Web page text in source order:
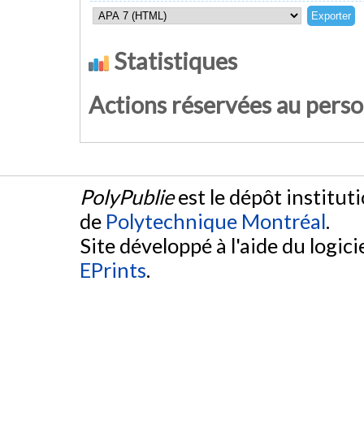
Statistiques
Actions réservées au
PolyPublieest le dépôt
de Polytechnique Montréal.
Site développé à l'aide du
EPrints.